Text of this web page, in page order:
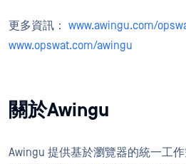
更多資訊： www.awingu.com/
www.opswat.com/awingu
關於Awingu
Awingu 提供基於瀏覽器的統一工